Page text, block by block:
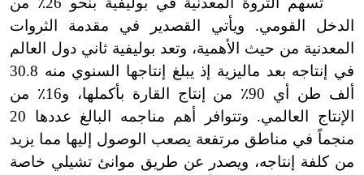
الدخل القومي. ويأتي القصدير في مقدمة الثروات
المعدنية من حيث الأهمية، وتعد بوليفية ثاني دول العالم
في إنتاجه بعد ماليزية إذ يبلغ إنتاجها السنوي منه 30.8
ألف طن أي 90
٪ من إنتاج القارة بأكملها، و16 ٪ من
الإنتاج العالمي. وتتوافر أهم مناجمه البالغ عددها 20
منجماً في مناطق مرتفعة يصعب الوصول إليها مما يزيد
من كلفة إنتاجه، ويصدر عن طريق موانئ تشيلي خاصة